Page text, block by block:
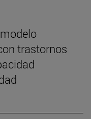
trastornos